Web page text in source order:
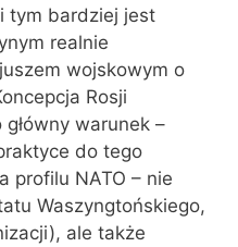
tym bardziej jest
realnie
wojskowym o
Rosji
główny warunek –
do tego
profilu NATO – nie
Waszyngtońskiego,
ale także